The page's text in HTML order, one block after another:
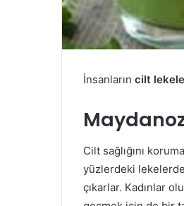
İnsanların cilt
Cilt sağlığını
yüzlerdeki
çıkarlar. Kadınlar